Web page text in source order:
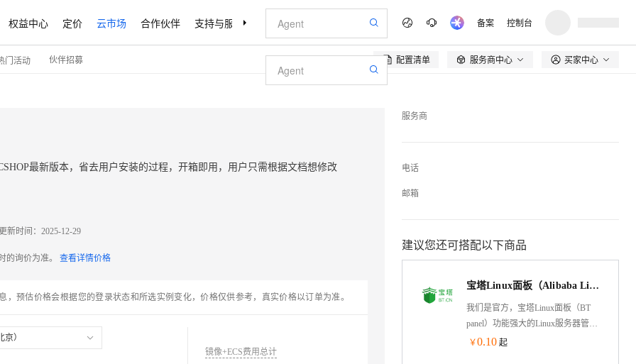
权益中心 定价 云市场 合作伙伴 支持与服务 了解阿里云 备案 控制台
门活动 伙伴招募 配置清单  服务商中心 买家中心
最新版本，省去用户安装的过程，开箱即用，用户只需根据文档想修改
新时间： 2025-12-29
的询价为准。 查看详情价格
，预估价格会根据您的登录状态和所选实例变化，价格仅供参考，真实价格以订单为准。
）
镜像+ECS费用总计
服务商
电话
邮箱
建议您还可搭配以下商品
宝塔Linux面板（Alibaba Linux3操作系统/LAMP/LNMP/Java/Node/服务器管理/BT Panel）
我们是官方，宝塔Linux面板（BT
panel）功能强大的Linux服务器管理
软件，一键部署：
￥0.10 起